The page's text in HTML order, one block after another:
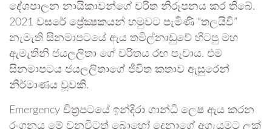
දේශපාලන නායිකාවන්ගේ චරිත නිරූපනය කර තිබේ.
2021 වසරේ ප්‍රේක්‍ෂකයන් හමුවට පැමිණි “තලයිවි”
නැමැති සිනමාපටයේ ඇය තමිල්නාඩුවේ හිටපු මහ
ඇමැතිනි ජයලලිතා ගේ චරිතය රඟ පෑවාය. එම
සිනමාපටය ජයලලිතාගේ ජීවිත කතාව ඇසුරෙන්
නිර්මාණය වූවකි.
Emergency චිත්‍රපටයේ ඉන්දිරා ගාන්ධි ලෙෂ ඇය කරන
රංගනය මේ වනවිටත් බොහෝ දෙනාගේ අගැයුමට ලක්